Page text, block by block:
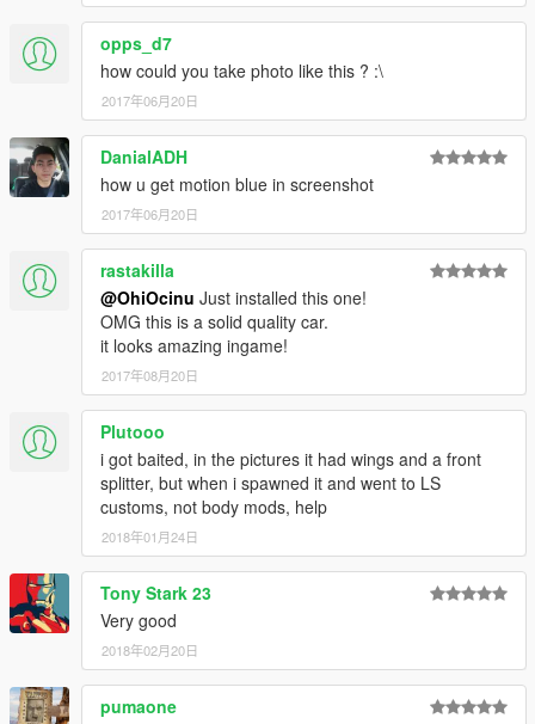
opps_d7
how could you take photo like this ? :\
2017年06月20日
DanialADH
how u get motion blue in screenshot
2017年06月20日
rastakilla
@OhiOcinu Just installed this one!
OMG this is a solid quality car.
it looks amazing ingame!
2017年08月20日
Plutooo
i got baited, in the pictures it had wings and a front
splitter, but when i spawned it and went to LS
customs, not body mods, help
2018年01月24日
Tony Stark 23
Very good
2018年02月20日
pumaone